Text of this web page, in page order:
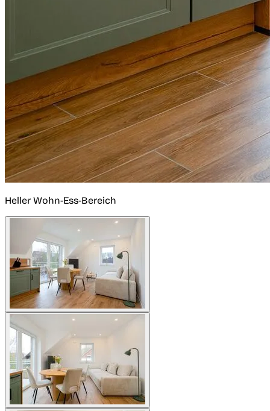
Heller Wohn-Ess-Bereich